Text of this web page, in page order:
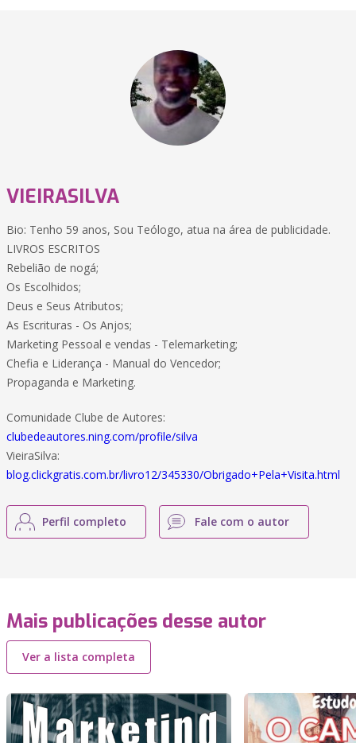
VIEIRASILVA
Bio: Tenho 59 anos, Sou Teólogo, atua na área de publicidade.
LIVROS ESCRITOS
Rebelião de nogá;
Os Escolhidos;
Deus e Seus Atributos;
As Escrituras - Os Anjos;
Marketing Pessoal e vendas - Telemarketing;
Chefia e Liderança - Manual do Vencedor;
Propaganda e Marketing.
Comunidade Clube de Autores:
clubedeautores.ning.com/profile/silva
VieiraSilva:
blog.clickgratis.com.br/livro12/345330/Obrigado+Pela+Visita.html
Perfil completo Fale com o autor
Mais publicações desse autor
Ver a lista completa